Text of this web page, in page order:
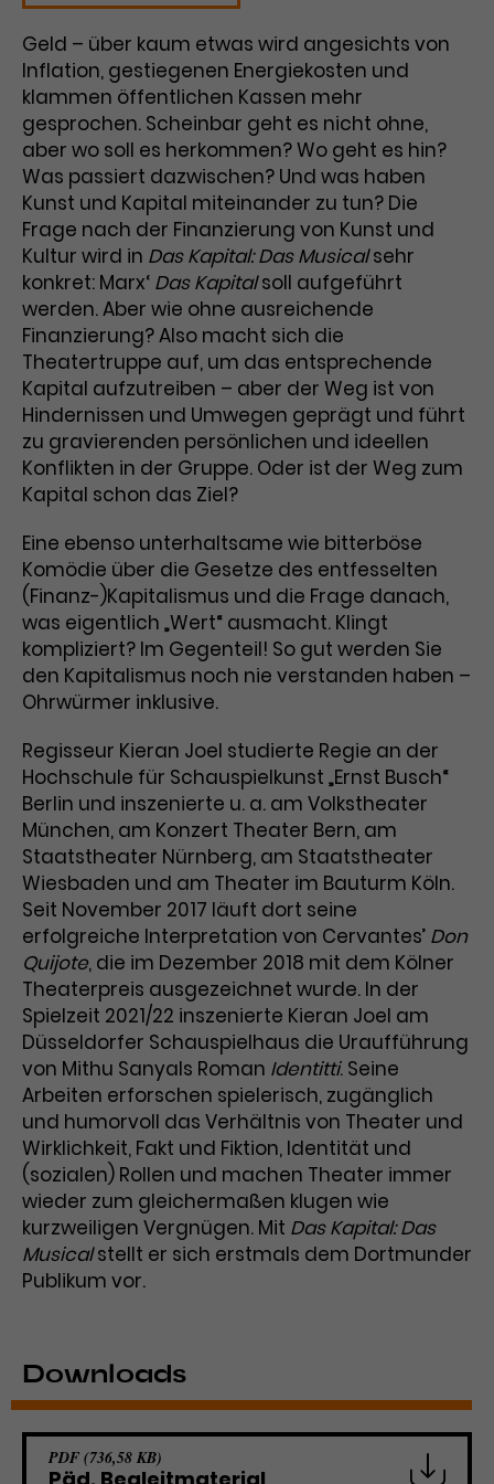
Anbieter Google Analytics
Laufzeit 1 Minute
Zweck
Das ist ein von Google Analytics
gesetztes Cookie. Bestimmte
Daten werden nur maximal einmal
pro Minute an Google Analytics
gesendet. Solange es gesetzt ist,
werden bestimmte
Datenübertragungen
unterbunden.
Laufzeit 3 Monate
Zweck
Dieses Cookie wird verwendet, um
Nutzerinteraktionen mit
Werbeanzeigen zu messen und
Remarketing-Funktionen
bereitzustellen.
Name IDE
Anbieter Google / DoubleClick
Laufzeit 1 Jahr
Zweck
Dieses Cookie dient der Anzeige
personalisierter Werbung und
misst die Wirksamkeit von
Werbekampagnen über
Geld – über kaum etwas wird angesichts von
Inflation, gestiegenen Energiekosten und
klammen öffentlichen Kassen mehr
gesprochen. Scheinbar geht es nicht ohne,
aber wo soll es herkommen? Wo geht es hin?
Was passiert dazwischen? Und was haben
Kunst und Kapital miteinander zu tun? Die
Frage nach der Finanzierung von Kunst und
Kultur wird in Das Kapital: Das Musicalsehr
konkret: Marx‘ Das Kapitalsoll aufgeführt
werden. Aber wie ohne ausreichende
Finanzierung? Also macht sich die
Theatertruppe auf, um das entsprechende
Kapital aufzutreiben – aber der Weg ist von
Hindernissen und Umwegen geprägt und führt
zu gravierenden persönlichen und ideellen
Konflikten in der Gruppe. Oder ist der Weg zum
Kapital schon das Ziel?
Eine ebenso unterhaltsame wie bitterböse
Komödie über die Gesetze des entfesselten
(Finanz-)Kapitalismus und die Frage danach,
was eigentlich „Wert“ ausmacht. Klingt
kompliziert? Im Gegenteil! So gut werden Sie
den Kapitalismus noch nie verstanden haben –
Ohrwürmer inklusive.
Regisseur Kieran Joel studierte Regie an der
Hochschule für Schauspielkunst „Ernst Busch“
Berlin und inszenierte u. a. am Volkstheater
München, am Konzert Theater Bern, am
Staatstheater Nürnberg, am Staatstheater
Wiesbaden und am Theater im Bauturm Köln.
Seit November 2017 läuft dort seine
erfolgreiche Interpretation von Cervantes’ Don
Quijote, die im Dezember 2018 mit dem Kölner
Theaterpreis ausgezeichnet wurde. In der
Spielzeit 2021/22 inszenierte Kieran Joel am
Düsseldorfer Schauspielhaus die Uraufführung
von Mithu Sanyals Roman Identitti. Seine
Arbeiten erforschen spielerisch, zugänglich
und humorvoll das Verhältnis von Theater und
Wirklichkeit, Fakt und Fiktion, Identität und
(sozialen) Rollen und machen Theater immer
wieder zum gleichermaßen klugen wie
kurzweiligen Vergnügen. Mit Das Kapital: Das
Musicalstellt er sich erstmals dem Dortmunder
Publikum vor.
Downloads
PDF (736,58 KB)